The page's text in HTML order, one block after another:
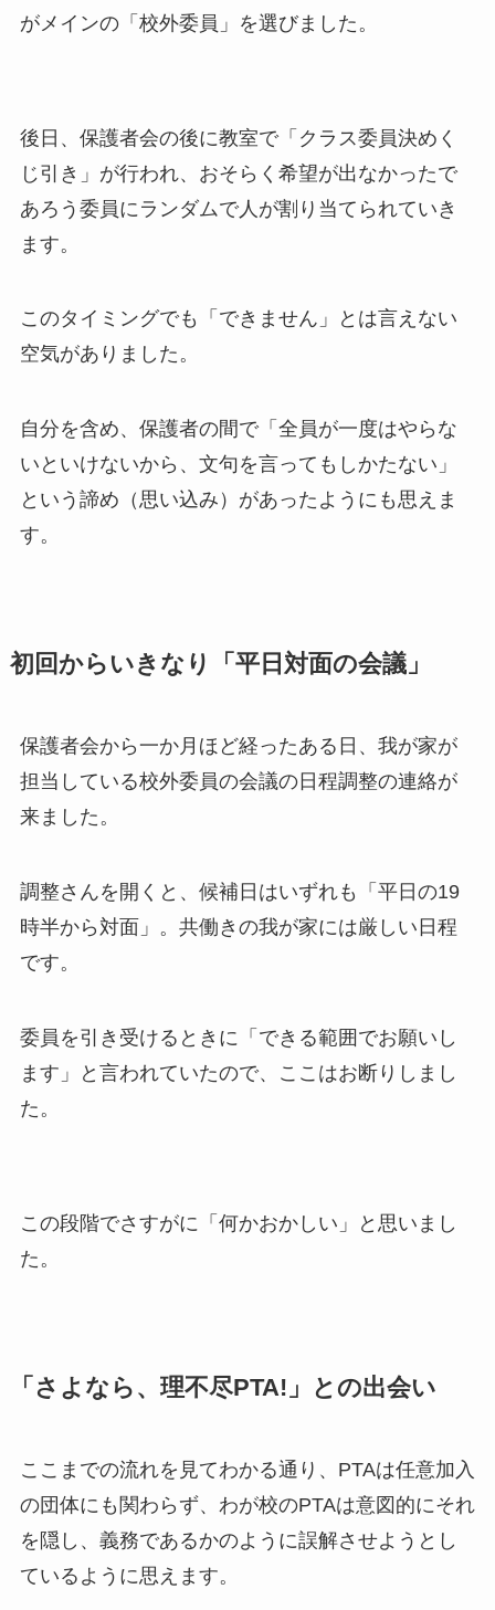
がメインの「校外委員」を選びました。
後日、保護者会の後に教室で「クラス委員決めく
じ引き」が行われ、おそらく希望が出なかったで
あろう委員にランダムで人が割り当てられていき
ます。
このタイミングでも「できません」とは言えない
空気がありました。
自分を含め、保護者の間で「全員が一度はやらな
いといけないから、文句を言ってもしかたない」
という諦め（思い込み）があったようにも思えま
す。
初回からいきなり「平日対面の会議」
保護者会から一か月ほど経ったある日、我が家が
担当している校外委員の会議の日程調整の連絡が
来ました。
調整さんを開くと、候補日はいずれも「平日の19
時半から対面」。共働きの我が家には厳しい日程
です。
委員を引き受けるときに「できる範囲でお願いし
ます」と言われていたので、ここはお断りしまし
た。
この段階でさすがに「何かおかしい」と思いまし
た。
「さよなら、理不尽PTA!」との出会い
ここまでの流れを見てわかる通り、PTAは任意加入
の団体にも関わらず、わが校のPTAは意図的にそれ
を隠し、義務であるかのように誤解させようとし
ているように思えます。